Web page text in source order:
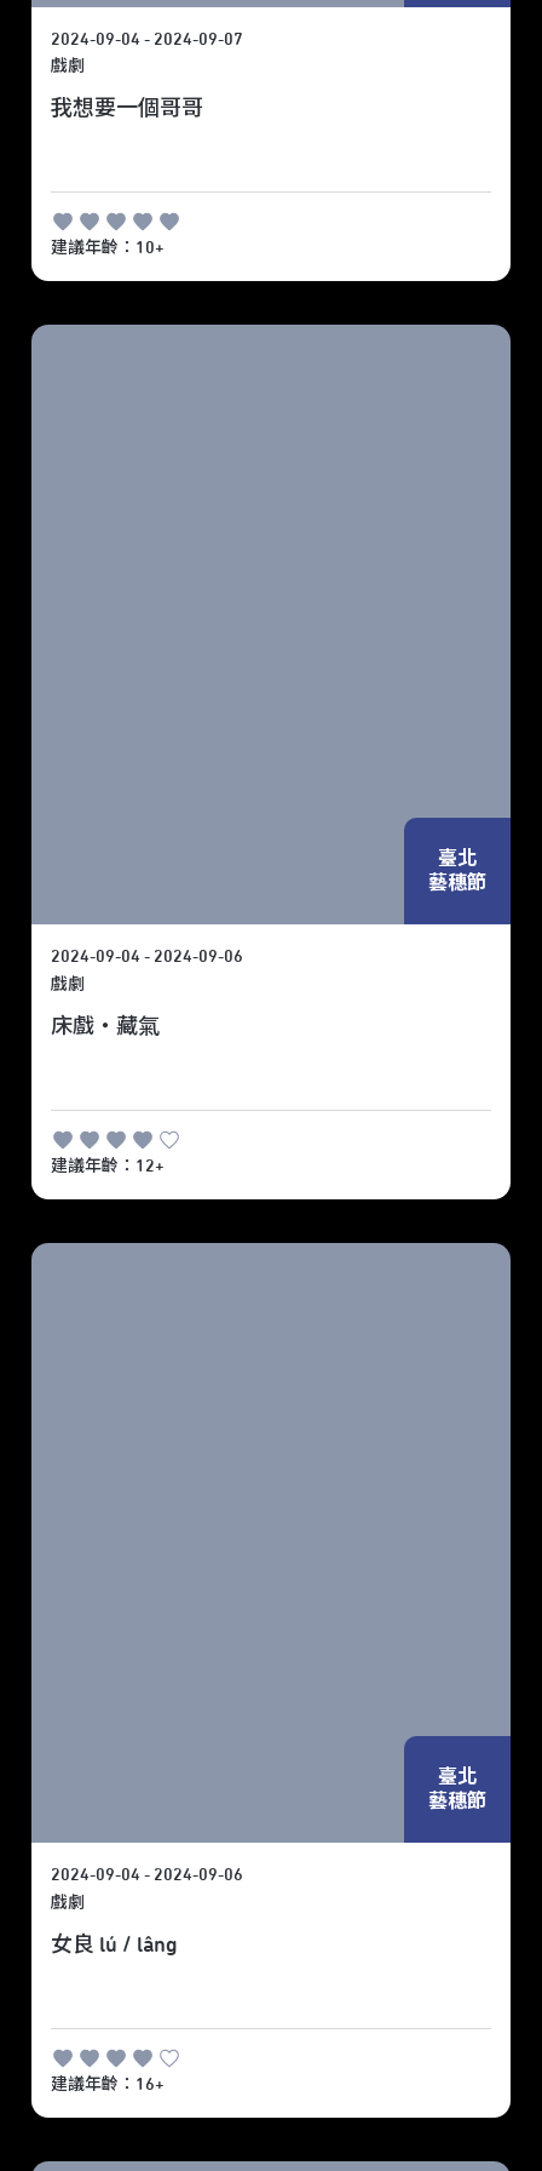
2024-09-04 - 2024-09-07
戲劇
我想要一個哥哥
建議年齡：10+
臺北
藝穗節
2024-09-04 - 2024-09-06
戲劇
床戲‧藏氣
建議年齡：12+
臺北
藝穗節
2024-09-04 - 2024-09-06
戲劇
女良 lú / lâng
建議年齡：16+